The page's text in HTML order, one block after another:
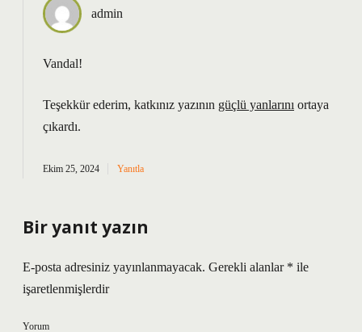
admin
Vandal!
Teşekkür ederim, katkınız yazının güçlü yanlarını ortaya
çıkardı.
Ekim 25, 2024 Yanıtla
Bir yanıt yazın
E-posta adresiniz yayınlanmayacak. Gerekli alanlar * ile
işaretlenmişlerdir
Yorum